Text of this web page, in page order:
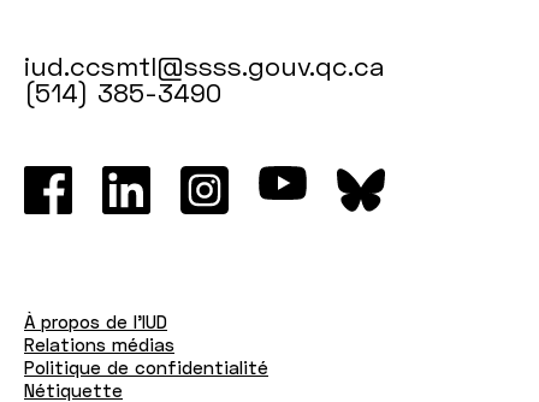
la
perspective
des
universitaires
iud.ccsmtl@ssss.gouv.qc.ca
(514) 385-3490
À propos de l'IUD
Relations médias
Politique de confidentialité
Nétiquette